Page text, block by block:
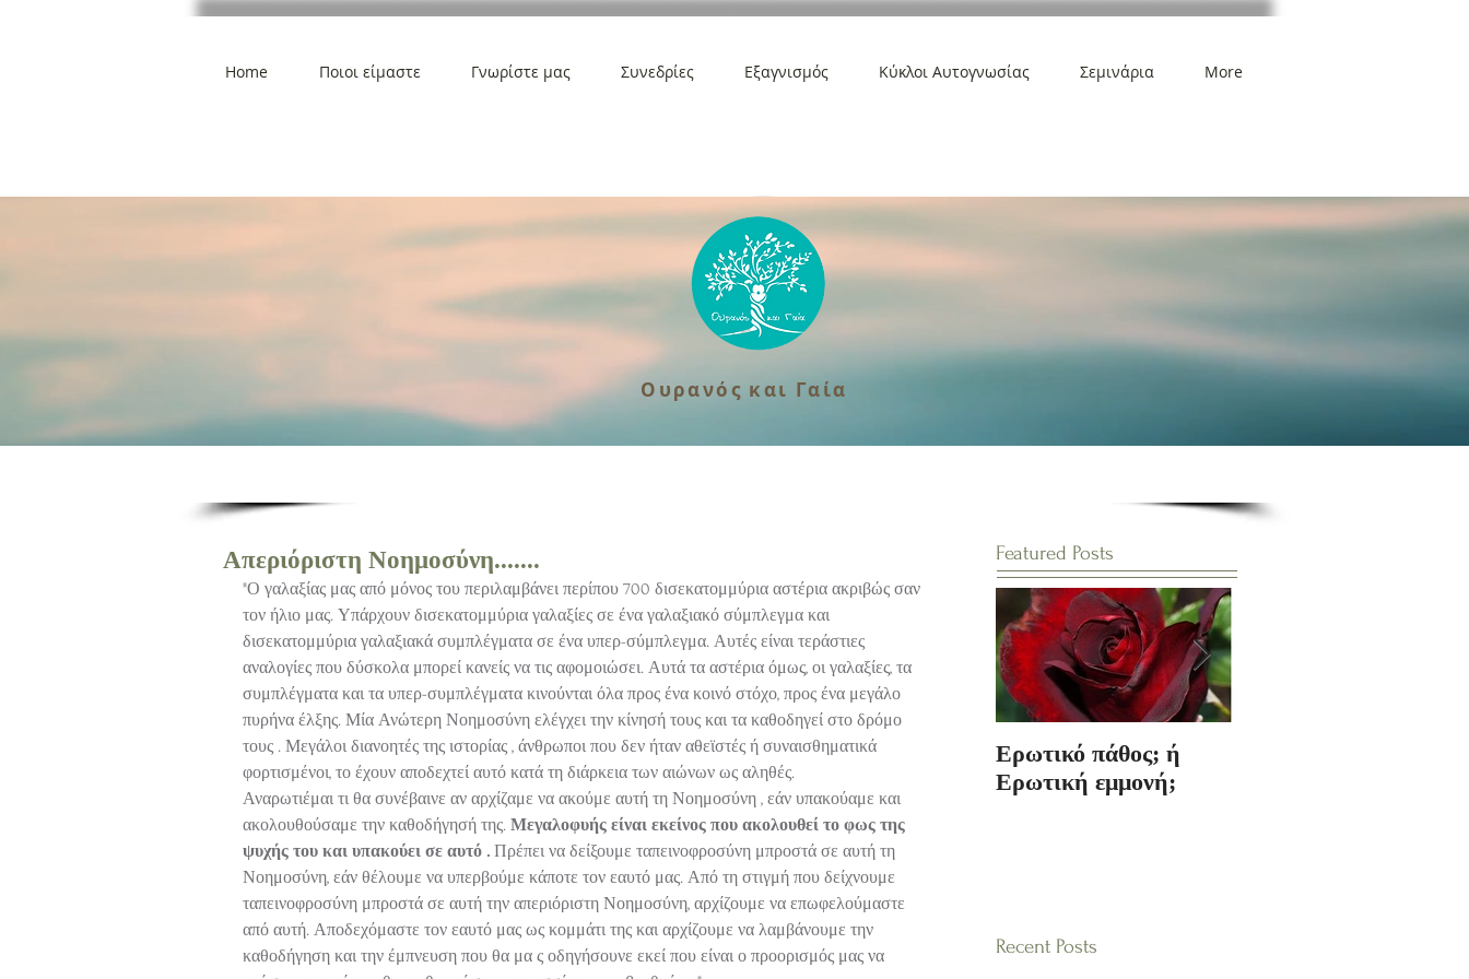
Home Ποιοι είμαστε Γνωρίστε μας Συνεδρίες Εξαγνισμός Κύκλοι Αυτογνωσίας Σεμινάρια More
Ουρανός και Γαία
Ουρανός και Γαία
Aπεριόριστη Νοημοσύνη.......
"Ο γαλαξίας μας από μόνος του περιλαμβάνει περίπου 700 δισεκατομμύρια αστέρια ακριβώς σαν
τον ήλιο μας. Υπάρχουν δισεκατομμύρια γαλαξίες σε ένα γαλαξιακό σύμπλεγμα και
δισεκατομμύρια γαλαξιακά συμπλέγματα σε ένα υπερ-σύμπλεγμα. Αυτές είναι τεράστιες
αναλογίες που δύσκολα μπορεί κανείς να τις αφομοιώσει. Αυτά τα αστέρια όμως, οι γαλαξίες, τα
συμπλέγματα και τα υπερ-συμπλέγματα κινούνται όλα προς ένα κοινό στόχο, προς ένα μεγάλο
πυρήνα έλξης. Μία Ανώτερη Νοημοσύνη ελέγχει την κίνησή τους και τα καθοδηγεί στο δρόμο
τους . Μεγάλοι διανοητές της ιστορίας , άνθρωποι που δεν ήταν αθεϊστές ή συναισθηματικά
φορτισμένοι, το έχουν αποδεχτεί αυτό κατά τη διάρκεια των αιώνων ως αληθές.
Αναρωτιέμαι τι θα συνέβαινε αν αρχίζαμε να ακούμε αυτή τη Νοημοσύνη , εάν υπακούαμε και
ακολουθούσαμε την καθοδήγησή της. Μεγαλοφυής είναι εκείνος που ακολουθεί το φως της
ψυχής του και υπακούει σε αυτό . Πρέπει να δείξουμε ταπεινοφροσύνη μπροστά σε αυτή τη
Νοημοσύνη, εάν θέλουμε να υπερβούμε κάποτε τον εαυτό μας. Από τη στιγμή που δείχνουμε
ταπεινοφροσύνη μπροστά σε αυτή την απεριόριστη Νοημοσύνη, αρχίζουμε να επωφελούμαστε
από αυτή. Αποδεχόμαστε τον εαυτό μας ως κομμάτι της και αρχίζουμε να λαμβάνουμε την
καθοδήγηση και την έμπνευση που θα μα ς οδηγήσουνε εκεί που είναι ο προορισμός μας να
Featured Posts
Ερωτικό πάθος; ή
Ερωτική εμμονή;
Recent Posts